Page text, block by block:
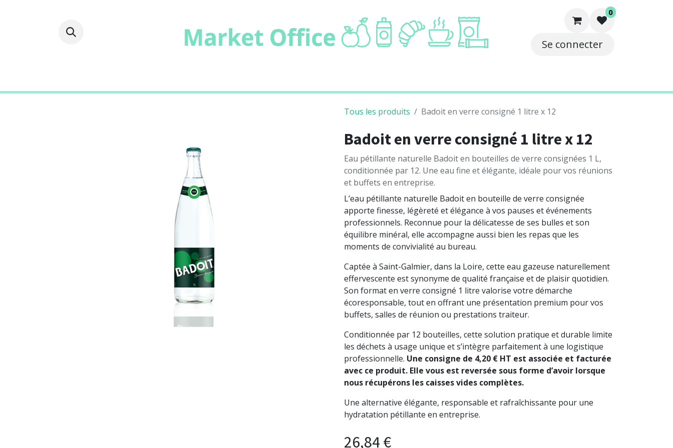
0
Se connecter
Tous les produits Badoit en verre consigné 1 litre x 12
Badoit en verre consigné 1 litre x 12
Eau pétillante naturelle Badoit en bouteilles de verre consignées 1 L,
conditionnée par 12. Une eau fine et élégante, idéale pour vos réunions
et buffets en entreprise.
L’eau pétillante naturelle Badoit en bouteille de verre consignée
apporte finesse, légèreté et élégance à vos pauses et événements
professionnels. Reconnue pour la délicatesse de ses bulles et son
équilibre minéral, elle accompagne aussi bien les repas que les
moments de convivialité au bureau.
Captée à Saint-Galmier, dans la Loire, cette eau gazeuse naturellement
effervescente est synonyme de qualité française et de plaisir quotidien.
Son format en verre consigné 1 litre valorise votre démarche
écoresponsable, tout en offrant une présentation premium pour vos
buffets, salles de réunion ou prestations traiteur.
Conditionnée par 12 bouteilles, cette solution pratique et durable limite
les déchets à usage unique et s’intègre parfaitement à une logistique
professionnelle. Une consigne de 4,20 € HT est associée et facturée
avec ce produit. Elle vous est reversée sous forme d’avoir lorsque
nous récupérons les caisses vides complètes.
Une alternative élégante, responsable et rafraîchissante pour une
hydratation pétillante en entreprise.
26,84 €